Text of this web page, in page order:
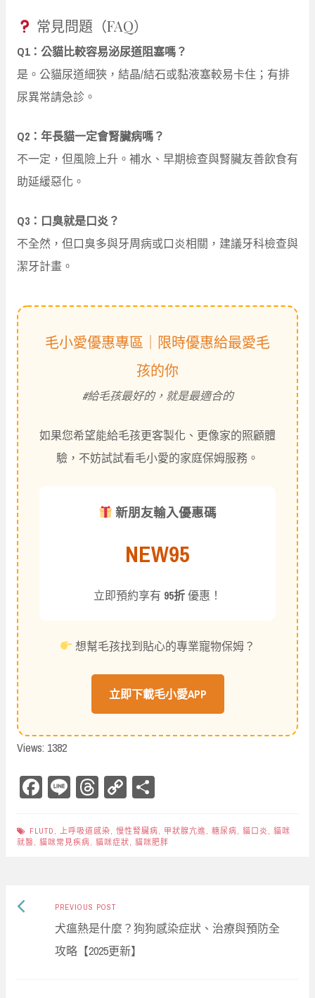
常見問題（FAQ）
Q1：公貓比較容易泌尿道阻塞嗎？
是。公貓尿道細狹，結晶/結石或黏液塞較易卡住；有排
尿異常請急診。
Q2：年長貓一定會腎臟病嗎？
不一定，但風險上升。補水、早期檢查與腎臟友善飲食有
助延緩惡化。
Q3：口臭就是口炎？
不全然，但口臭多與牙周病或口炎相關，建議牙科檢查與
潔牙計畫。
毛小愛優惠專區｜限時優惠給最愛毛
孩的你
#給毛孩最好的，就是最適合的
如果您希望能給毛孩更客製化、更像家的照顧體
驗，不妨試試看毛小愛的家庭保姆服務。
新朋友輸入優惠碼
NEW95
立即預約享有 95折優惠！
想幫毛孩找到貼心的專業寵物保姆？
立即下載毛小愛APP
Views: 1382
Fa
ce
bo
ok
Li
ne
Th
re
ad
s
Co
py
Li
nk
ar
e
FLUTD , 上呼吸道感染, 慢性腎臟病, 甲狀腺亢進, 糖尿病, 貓口炎 , 貓咪
就醫, 貓咪常見疾病, 貓咪症狀, 貓咪肥胖
Post
navigation
PREVIOUS POSTPrevious
post:
犬瘟熱是什麼？狗狗感染症狀、治療與預防全
攻略【2025更新】